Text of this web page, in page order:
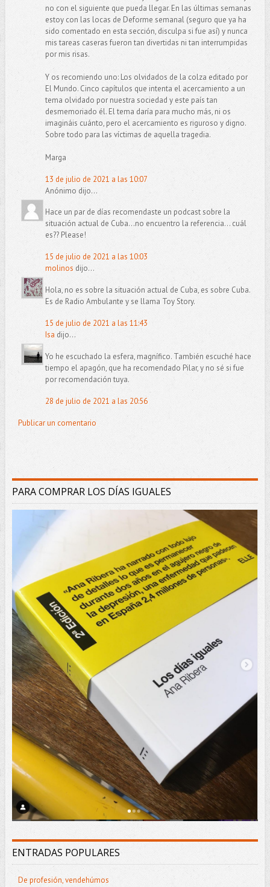
no con el siguiente que pueda llegar. En las últimas semanas
estoy con las locas de Deforme semanal (seguro que ya ha
sido comentado en esta sección, disculpa si fue así) y nunca
mis tareas caseras fueron tan divertidas ni tan interrumpidas
por mis risas.
Y os recomiendo uno: Los olvidados de la colza editado por
El Mundo. Cinco capítulos que intenta el acercamiento a un
tema olvidado por nuestra sociedad y este país tan
desmemoriado él. El tema daría para mucho más, ni os
imagináis cuánto, pero el acercamiento es riguroso y digno.
Sobre todo para las víctimas de aquella tragedia.
Marga
13 de julio de 2021 a las 10:07
Anónimo dijo...
Hace un par de días recomendaste un podcast sobre la
situación actual de Cuba...no encuentro la referencia... cuál
es?? Please!
15 de julio de 2021 a las 10:03
molinos dijo...
Hola, no es sobre la situación actual de Cuba, es sobre Cuba.
Es de Radio Ambulante y se llama Toy Story.
15 de julio de 2021 a las 11:43
Isa dijo...
Yo he escuchado la esfera, magnífico. También escuché hace
tiempo el apagón, que ha recomendado Pilar, y no sé si fue
por recomendación tuya.
28 de julio de 2021 a las 20:56
Publicar un comentario
PARA COMPRAR LOS DÍAS IGUALES
ENTRADAS POPULARES
De profesión, vendehúmos